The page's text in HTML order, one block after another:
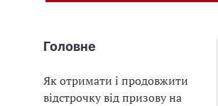
Головне
Як отримати і продовжити
відстрочку від призову на